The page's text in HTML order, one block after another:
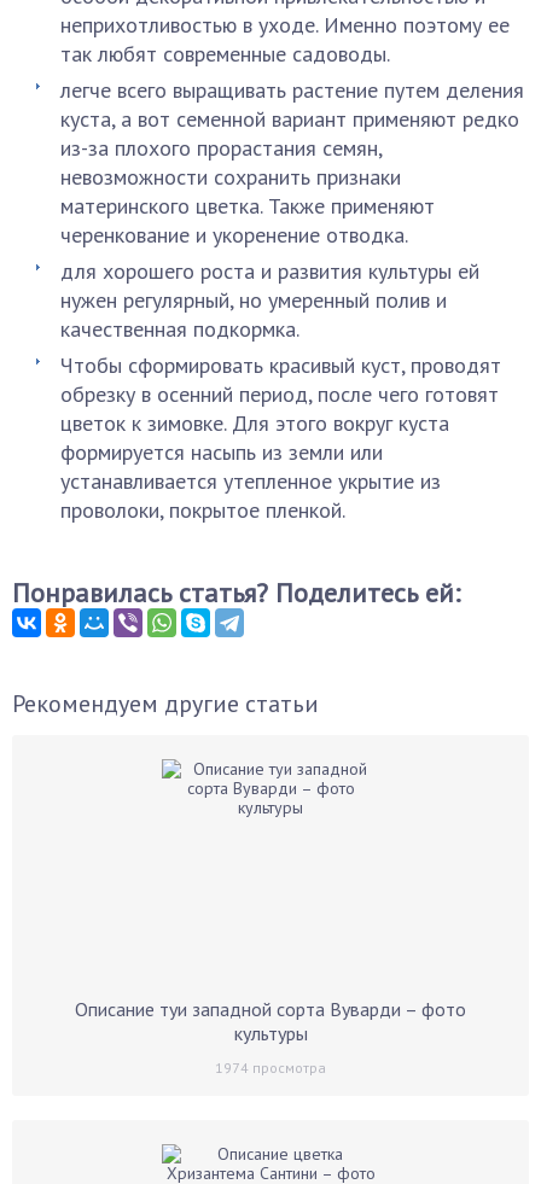
неприхотливостью в уходе. Именно поэтому ее
так любят современные садоводы.
легче всего выращивать растение путем деления
куста, а вот семенной вариант применяют редко
из-за плохого прорастания семян,
невозможности сохранить признаки
материнского цветка. Также применяют
черенкование и укоренение отводка.
для хорошего роста и развития культуры ей
нужен регулярный, но умеренный полив и
качественная подкормка.
Чтобы сформировать красивый куст, проводят
обрезку в осенний период, после чего готовят
цветок к зимовке. Для этого вокруг куста
формируется насыпь из земли или
устанавливается утепленное укрытие из
проволоки, покрытое пленкой.
Понравилась статья? Поделитесь ей:
Рекомендуем другие статьи
Описание туи западной сорта Вуварди – фото
культуры
1974 просмотра